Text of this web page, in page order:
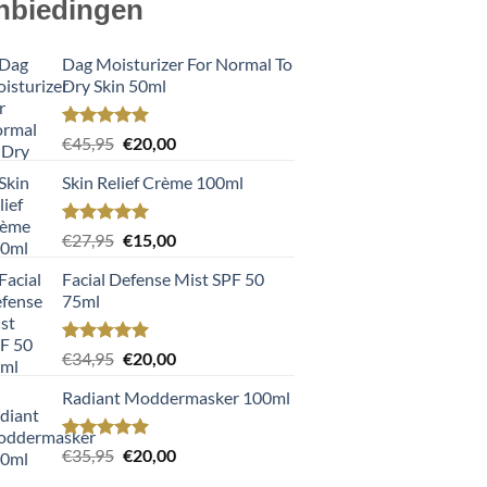
Dag Moisturizer For Normal To
Dry Skin 50ml
Gewaardeerd
op 5
gebaseerd
op
2
klant
waarderingen
€45,95 Oorspronkelijke
was:
€45,95.
€20,00Huidige
is:
Skin Relief Crème 100ml
Gewaardeerd
op 5
gebaseerd
op
2
klant
waarderingen
€27,95 Oorspronkelijke
was:
€15,00Huidige
is:
Facial Defense Mist SPF 50
75ml
Gewaardeerd
op 5
gebaseerd
op
2
klant
waarderingen
€34,95 Oorspronkelijke
was:
€34,95.
€20,00Huidige
is:
Radiant Moddermasker 100ml
Gewaardeerd
op 5
1
€35,95 Oorspronkelijke
€20,00Huidige